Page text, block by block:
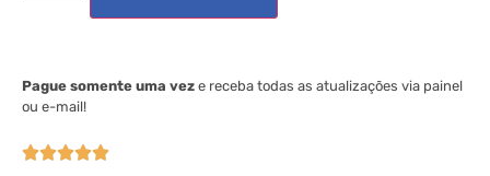
Pague somente uma vez e receba todas as atualizações via painel
ou e-mail!
